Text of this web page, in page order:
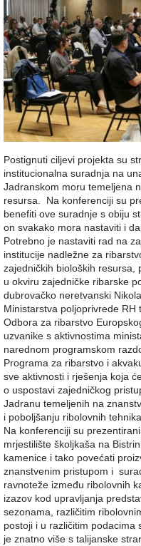
Postignuti ciljevi projekta su
institucionalna suradnja na
Jadranskom moru temeljena
resursa. Na konferenciji su
benefiti ove suradnje s obiju
on svakako mora nastaviti i
Potrebno je nastaviti rad na
institucije nadležne za
zajedničkih bioloških resursa,
u okviru zajedničke ribarske
dubrovačko neretvanski
Ministarstva poljoprivrede
Odbora za ribarstvo
uzvanike s aktivnostima
narednom programskom
Programa za ribarstvo i
sve aktivnosti i rješenja koja
o uspostavi zajedničkog
Jadranu temeljenih na
i poboljšanju ribolovnih
Na konferenciji su
mrjestilište školjkaša na
kamenice i tako povećati
znanstvenim pristupom i
ravnoteže između ribolovnih
izazov kod upravljanja
sezonama, različitim
postoji i u različitim
je znatno više s talijanske